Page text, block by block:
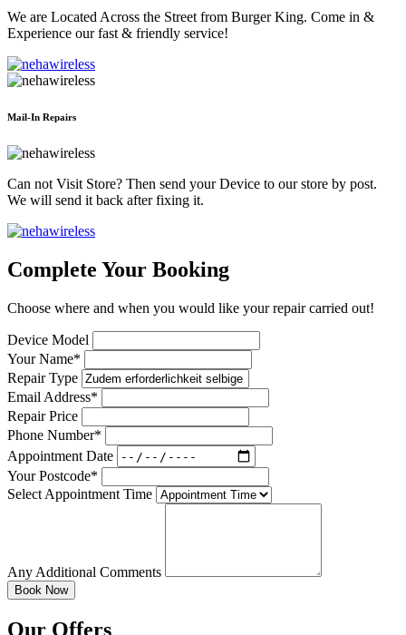
We are Located Across the Street from Burger King. Come in &
Experience our fast & friendly service!
Mail-In Repairs
Can not Visit Store? Then send your Device to our store by post.
We will send it back after fixing it.
Complete Your Booking
Choose where and when you would like your repair carried out!
Device Model
Your Name*
Repair Type
Email Address*
Repair Price
Phone Number*
Appointment Date
Your Postcode*
Select Appointment Time
Any Additional Comments
Our Offers